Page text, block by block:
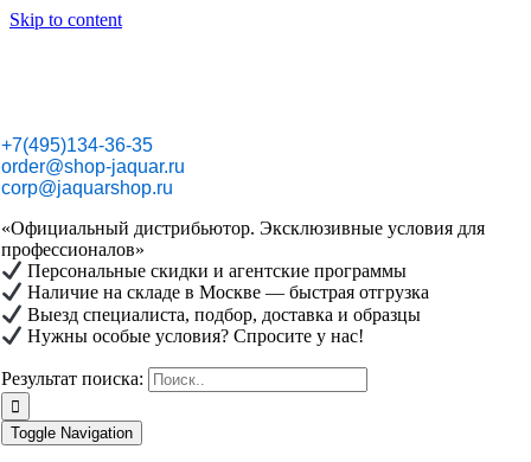
Skip to content
+7(495)134-36-35
order@shop-jaquar.ru
corp@jaquarshop.ru
«Официальный дистрибьютор. Эксклюзивные условия для
профессионалов»
Персональные скидки и агентские программы
Наличие на складе в Москве — быстрая отгрузка
Выезд специалиста, подбор, доставка и образцы
Нужны особые условия? Спросите у нас!
Результат поиска:
Toggle Navigation